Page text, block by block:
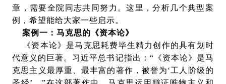
章，需要全院同志共同努力。这里，分析几个典型案
例，希望能给大家一些启示。
案例一：马克思的《资本论》
《资本论》是马克思耗费毕生精力创作的具有划时
代意义的巨著。习近平总书记指出：“《资本论》是马
克思主义最厚重、最丰富的著作，被誉为‘工人阶级的